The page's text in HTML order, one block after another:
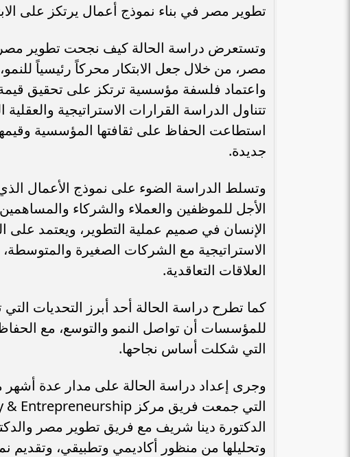
تطوير مصر في بناء نموذج أعمال يرتكز على
وتستعرض دراسة الحالة كيف نجحت تطوير مصر
واعتماد فلسفة مؤسسية ترتكز على تحقيق
تتناول الدراسة القرارات الاستراتيجية
استطاعت الحفاظ على ثقافتها المؤسسية
جديدة.
وتسلط الدراسة الضوء على نموذج الأعمال
الأجل للموظفين والعملاء والشركاء
الإنسان في صميم عملية التطوير، ويعتمد على
الاستراتيجية مع الشركات الصغيرة والمتوسطة،
العلاقات التعاقدية.
كما تطرح دراسة الحالة أحد أبرز التحديات
للمؤسسات أن تواصل النمو والتوسع، مع الحفاظ
التي شكلت أساس نجاحها.
وجرى إعداد دراسة الحالة على مدار عدة
الدكتورة دينا شريف مع فريق تطوير مصر
وتحليلها من منظور أكاديمي وتطبيقي، وتقديم
بنك مصر يشارك في فعالية “اليوم العالمي
للشباب” ويقدم العديد من العروض...
«هشام عكاشه» ضمن
الأوسط” لأقوي 100 رئيس تنفيذي في...